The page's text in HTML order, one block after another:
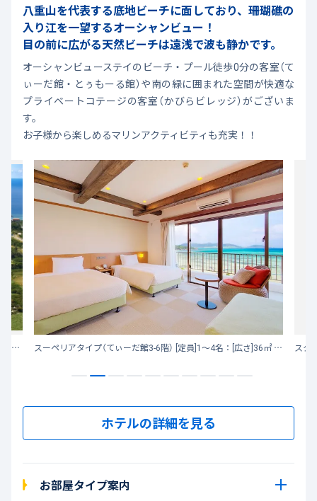
八重山を代表する底地ビーチに面しており、珊瑚礁の
入り江を一望するオーシャンビュー！
目の前に広がる天然ビーチは遠浅で波も静かです。
オーシャンビューステイのビーチ・プール徒歩0分の客室（て
ぃーだ館・とぅもーる館）や南の緑に囲まれた空間が快適な
プライベートコテージの客室（かびらビレッジ）がございま
す。
お子様から楽しめるマリンアクティビティも充実！！
八重山を代表する底地ビーチに面しており、珊瑚礁の入り江を一望するオーシャンビュー！ 目の前に広がる天然ビーチは遠浅で波も静かです。 スーペリアタイプ（てぃーだ館3-6階） [定員]1～4名：[広さ]36㎡ バス･トイレ別
ホテルの詳細を見る
お部屋タイプ案内